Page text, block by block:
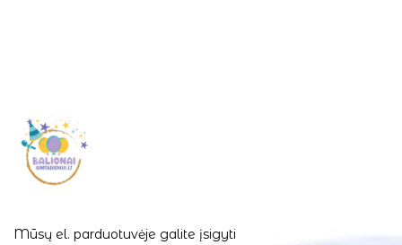
Mūsų el. parduotuvėje galite įsigyti